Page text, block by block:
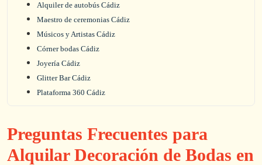
Alquiler de autobús Cádiz
Maestro de ceremonias Cádiz
Músicos y Artistas Cádiz
Córner bodas Cádiz
Joyería Cádiz
Glitter Bar Cádiz
Plataforma 360 Cádiz
Preguntas Frecuentes para
Alquilar Decoración de Bodas en